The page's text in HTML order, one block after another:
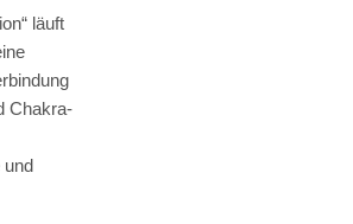
läuft
Chakra-
und